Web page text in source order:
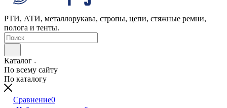
РТИ, АТИ, металлорукава, стропы, цепи, стяжные ремни,
полога и тенты.
Каталог
По всему сайту
По каталогу
Сравнение0